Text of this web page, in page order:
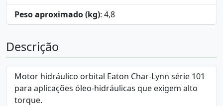
Peso aproximado (kg): 4,8
Descrição
Motor hidráulico orbital Eaton Char-Lynn série 101
para aplicações óleo-hidráulicas que exigem alto
torque.